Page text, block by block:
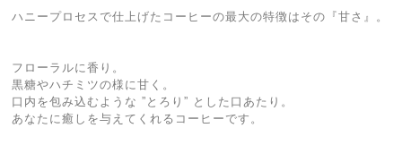
ハニープロセスで仕上げたコーヒーの最大の特徴はその『甘さ』。
フローラルに香り。
黒糖やハチミツの様に甘く。
口内を包み込むような ”とろり” とした口あたり。
あなたに癒しを与えてくれるコーヒーです。